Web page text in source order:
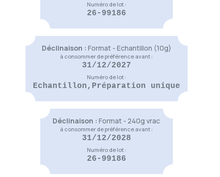
Tchantchès
Voir le produit
Belge Attitude
Voir le produit
Le Temps des Cerises
9,50 €
)
Voir le produit
Numéro de lot :
26-99186
Déclinaison : Format - Echantillon (10g)
à consommer de préférence avant :
31/12/2027
Numéro de lot :
Echantillon,Préparation unique
Déclinaison : Format - 240g vrac
à consommer de préférence avant :
31/12/2028
Numéro de lot :
26-99186